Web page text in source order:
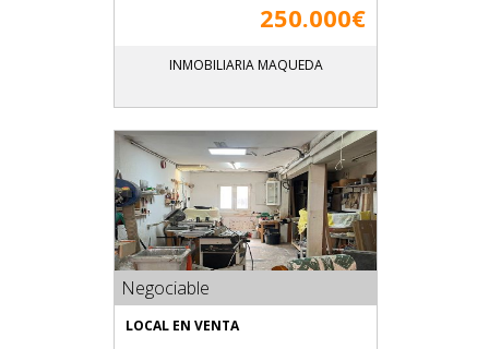
250.000€
INMOBILIARIA MAQUEDA
LOCAL EN VENTA
Negociable